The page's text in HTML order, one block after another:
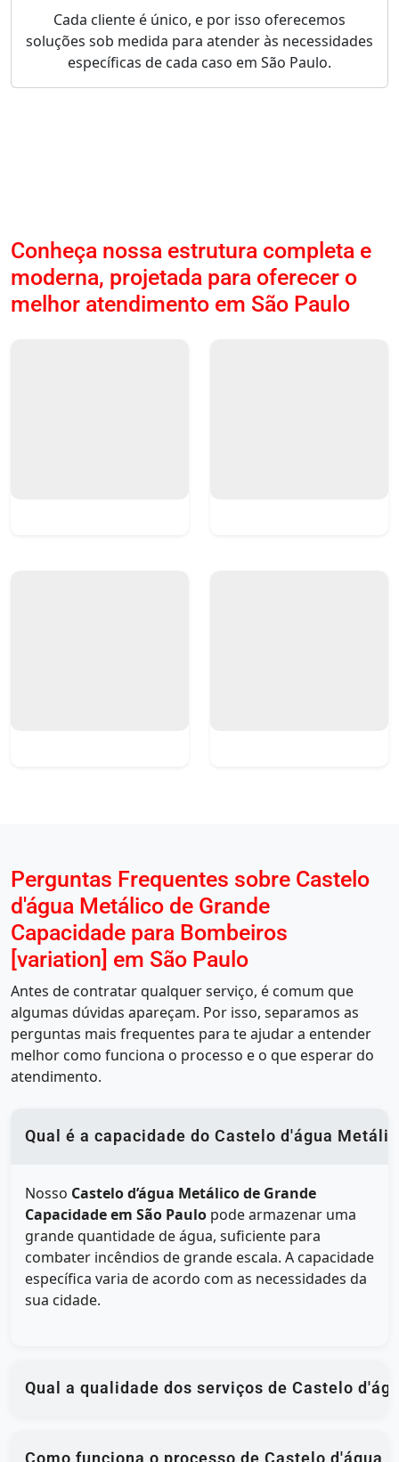
Cada cliente é único, e por isso oferecemos
soluções sob medida para atender às necessidades
específicas de cada caso em São Paulo.
Conheça nossa estrutura completa e
moderna, projetada para oferecer o
melhor atendimento em São Paulo
Perguntas Frequentes sobre Castelo
d'água Metálico de Grande
Capacidade para Bombeiros
[variation] em São Paulo
Antes de contratar qualquer serviço, é comum que
algumas dúvidas apareçam. Por isso, separamos as
perguntas mais frequentes para te ajudar a entender
melhor como funciona o processo e o que esperar do
atendimento.
Qual é a capacidade do Castelo d'água
Nosso Castelo d’água Metálico de Grande
Capacidade em São Paulo pode armazenar uma
grande quantidade de água, suficiente para
combater incêndios de grande escala. A capacidade
específica varia de acordo com as necessidades da
sua cidade.
Qual a qualidade dos serviços de Castelo
Como funciona o processo de Castelo d'água